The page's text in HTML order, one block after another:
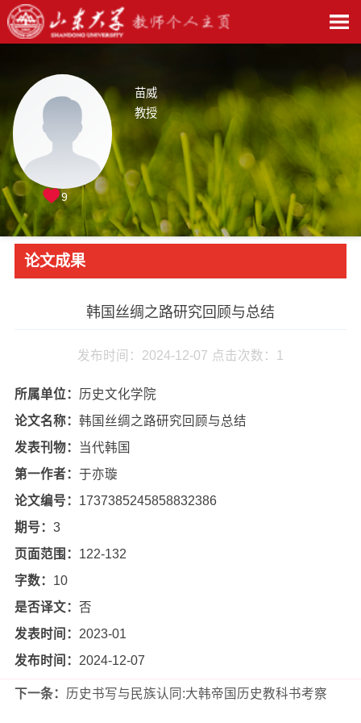
苗威
教授
9
论文成果
韩国丝绸之路研究回顾与总结
发布时间：2024-12-07 点击次数： 1
所属单位： 历史文化学院
论文名称： 韩国丝绸之路研究回顾与总结
发表刊物：
当代韩国
第一作者： 于亦璇
论文编号： 1737385245858832386
期号： 3
页面范围： 122-132
字数： 10
是否译文： 否
发表时间： 2023-01
发布时间： 2024-12-07
下一条： 历史书写与民族认同:大韩帝国历史教科书考察